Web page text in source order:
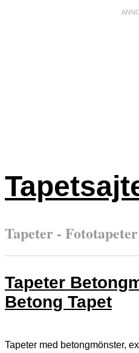
Tapeter -
Tapeter
Betong Tapet
Tapeter med betongmönster,